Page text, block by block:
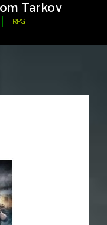
Tarkov
RPG